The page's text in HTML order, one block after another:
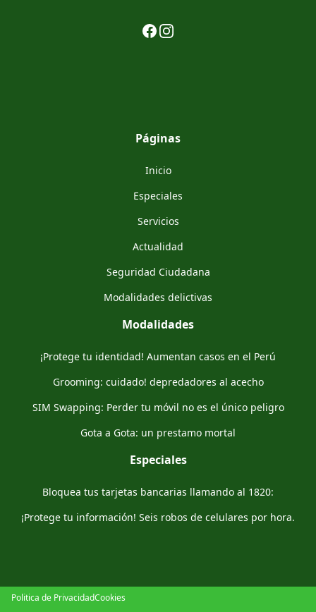
Facebook
Instagram
Páginas
Inicio
Especiales
Servicios
Actualidad
Seguridad Ciudadana
Modalidades delictivas
Modalidades
¡Protege tu identidad! Aumentan casos en el Perú
Grooming: cuidado! depredadores al acecho
SIM Swapping: Perder tu móvil no es el único peligro
Gota a Gota: un prestamo mortal
Especiales
Bloquea tus tarjetas bancarias llamando al 1820:
¡Protege tu información! Seis robos de celulares por hora.
Politica de PrivacidadCookies